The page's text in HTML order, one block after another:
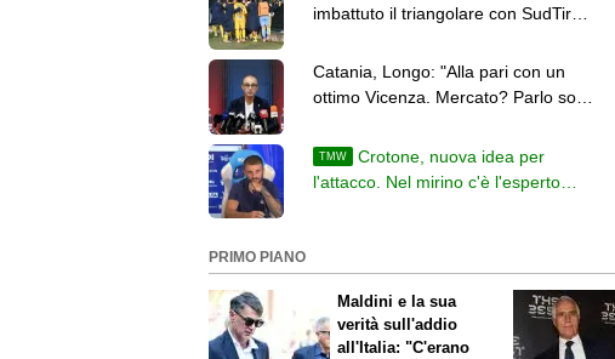
imbattuto il triangolare con SudTirol
Catania, Longo: "Alla pari con un
ottimo Vicenza. Mercato? Parlo solo
TMW
Crotone, nuova idea per
l'attacco. Nel mirino c'è l'esperto
PRIMO PIANO
Maldini e la sua
verità sull'addio
all'Italia: "C'erano